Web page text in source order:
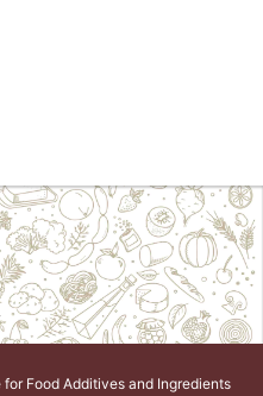
Food Additives and Ingredients